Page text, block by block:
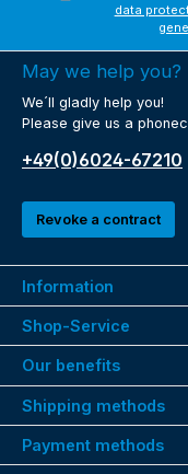
data
May we help you?
We´ll gladly help you!
Please give us a
+49(0)6024-67210
Revoke a contract
Information
Shop-Service
Our benefits
Shipping methods
Payment methods